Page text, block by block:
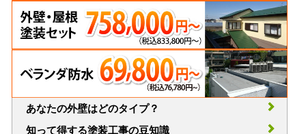
あなたの外壁はどのタイプ？
知って得する塗装工事の豆知識